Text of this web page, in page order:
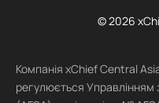
© 2026
Компанія xChief Central
регулюється Управлінням